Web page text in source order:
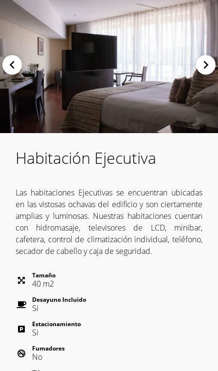
Habitación Ejecutiva
Las habitaciones Ejecutivas se encuentran ubicadas
en las vistosas ochavas del edificio y son ciertamente
amplias y luminosas. Nuestras habitaciones cuentan
con hidromasaje, televisores de LCD, minibar,
cafetera, control de climatización individual, teléfono,
secador de cabello y caja de seguridad.
Tamaño
40 m2
Desayuno Incluido
Si
Estacionamiento
Si
Fumadores
No